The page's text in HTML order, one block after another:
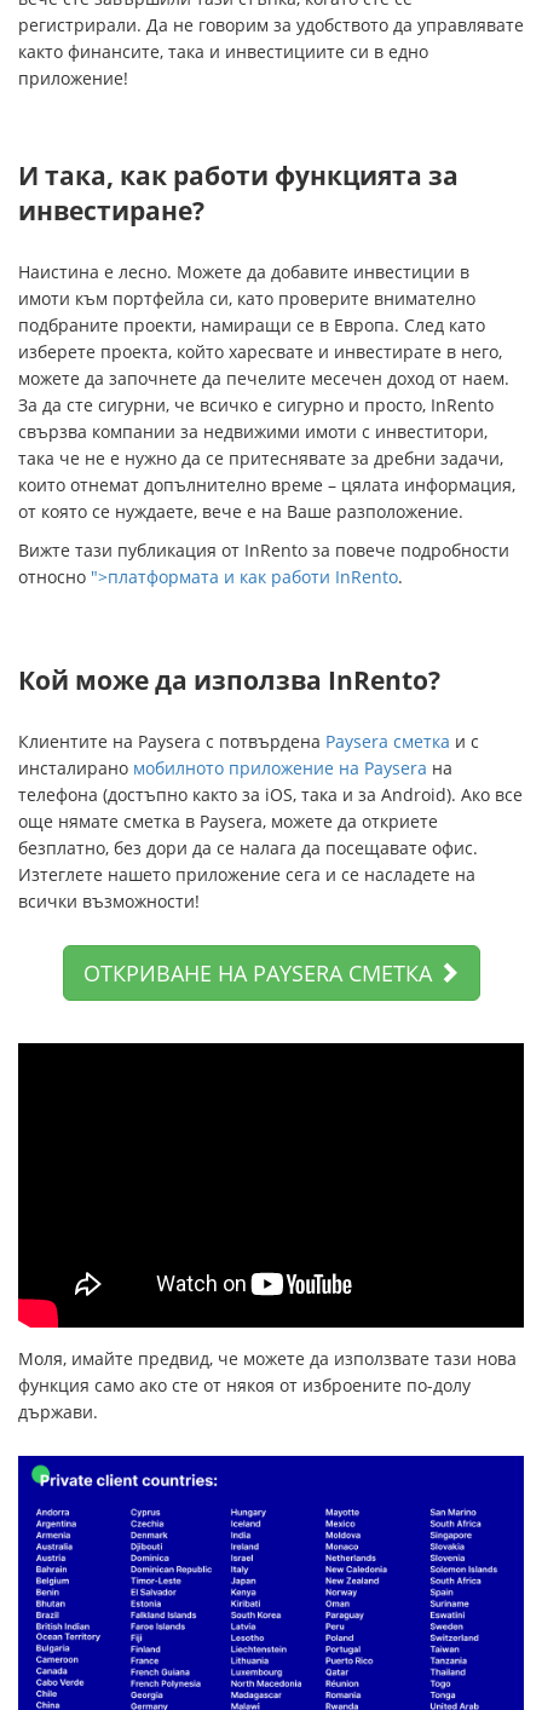
регистрирали. Да не говорим за удобството да управлявате
както финансите, така и инвестициите си в едно
приложение!
И така, как работи функцията за
инвестиране?
Наистина е лесно. Можете да добавите инвестиции в
имоти към портфейла си, като проверите внимателно
подбраните проекти, намиращи се в Европа. След като
изберете проекта, който харесвате и инвестирате в него,
можете да започнете да печелите месечен доход от наем.
За да сте сигурни, че всичко е сигурно и просто, InRento
свързва компании за недвижими имоти с инвеститори,
така че не е нужно да се притеснявате за дребни задачи,
които отнемат допълнително време – цялата информация,
от която се нуждаете, вече е на Ваше разположение.
Вижте тази публикация от InRento за повече подробности
относно ">платформата и как работи InRento.
Кой може да използва InRento?
Клиентите на Paysera с потвърдена Paysera сметка и с
инсталирано мобилното приложение на Paysera на
телефона (достъпно както за iOS, така и за Android). Ако все
още нямате сметка в Paysera, можете да откриете
безплатно, без дори да се налага да посещавате офис.
Изтеглете нашето приложение сега и се насладете на
всички възможности!
ОТКРИВАНЕ НА PAYSERA СМЕТКА
Моля, имайте предвид, че можете да използвате тази нова
функция само ако сте от някоя от изброените по-долу
държави.